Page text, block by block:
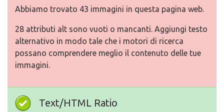
Abbiamo trovato 43 immagini in questa pagina web.
28 attributi alt sono vuoti o mancanti. Aggiungi testo
alternativo in modo tale che i motori di ricerca
possano comprendere meglio il contenuto delle tue
immagini.
Text/HTML Ratio